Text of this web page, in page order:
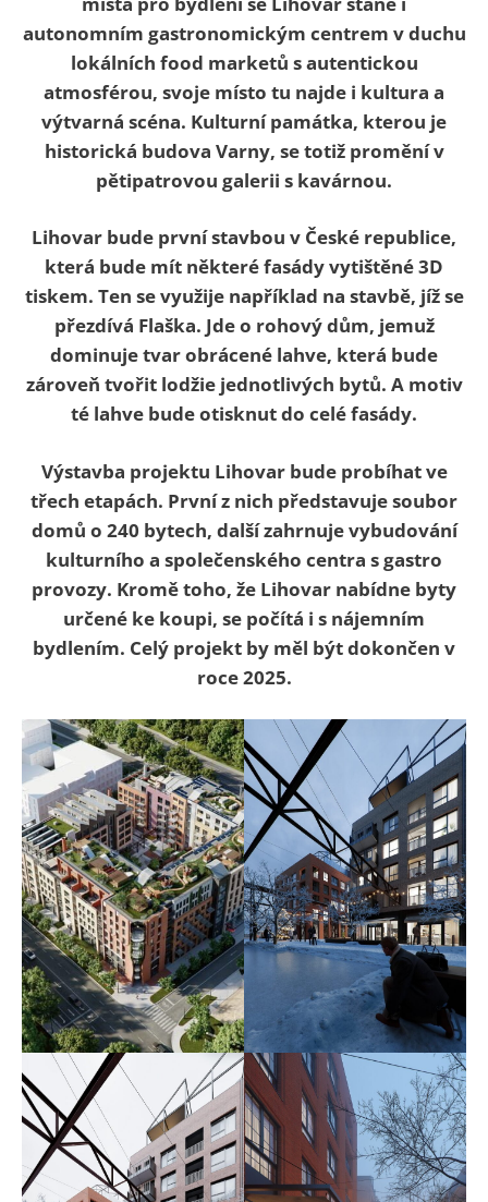
autonomním gastronomickým centrem v duchu
lokálních food marketů s autentickou
atmosférou, svoje místo tu najde i kultura a
výtvarná scéna. Kulturní památka, kterou je
historická budova Varny, se totiž promění v
pětipatrovou galerii s kavárnou.
Lihovar bude první stavbou v České republice,
která bude mít některé fasády vytištěné 3D
tiskem. Ten se využije například na stavbě, jíž se
přezdívá Flaška. Jde o rohový dům, jemuž
dominuje tvar obrácené lahve, která bude
zároveň tvořit lodžie jednotlivých bytů. A motiv
té lahve bude otisknut do celé fasády.
Výstavba projektu Lihovar bude probíhat ve
třech etapách. První z nich představuje soubor
domů o 240 bytech, další zahrnuje vybudování
kulturního a společenského centra s gastro
provozy. Kromě toho, že Lihovar nabídne byty
určené ke koupi, se počítá i s nájemním
bydlením. Celý projekt by měl být dokončen v
roce 2025.